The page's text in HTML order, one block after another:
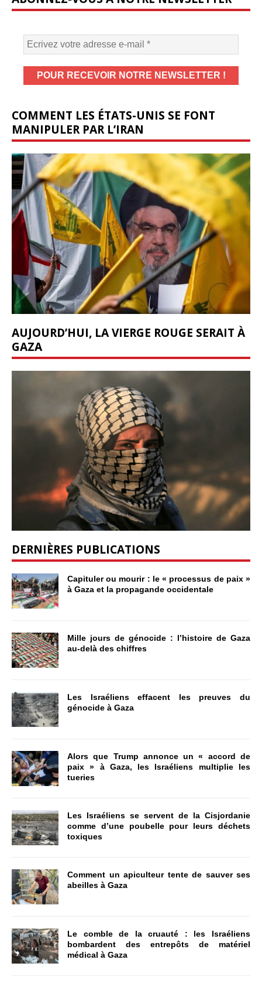
COMMENT LES ÉTATS-UNIS SE FONT
MANIPULER PAR L’IRAN
AUJOURD’HUI, LA VIERGE ROUGE SERAIT À
GAZA
DERNIÈRES PUBLICATIONS
Capituler ou mourir : le « processus de paix »
à Gaza et la propagande occidentale
Mille jours de génocide : l’histoire de Gaza
au-delà des chiffres
Les Israéliens effacent les preuves du
génocide à Gaza
Alors que Trump annonce un « accord de
paix » à Gaza, les Israéliens multiplie les
tueries
Les Israéliens se servent de la Cisjordanie
comme d’une poubelle pour leurs déchets
toxiques
Comment un apiculteur tente de sauver ses
abeilles à Gaza
Le comble de la cruauté : les Israéliens
bombardent des entrepôts de matériel
médical à Gaza